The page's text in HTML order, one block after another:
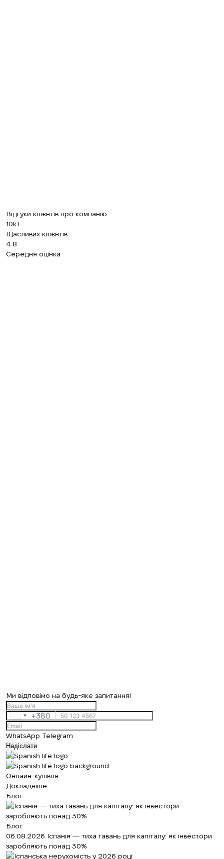
Відгуки клієнтів про компанію
10k+
Щасливих клієнтів
4.8
Середня оцінка
Ми відповімо на будь-яке запитання!
Ukraine
+380
+380
WhatsApp Telegram
Надіслати
Онлайн-купівля
Докладніше
Блог
Блог
06.08.2026 Іспанія — тиха гавань для капіталу: як інвестори
заробляють понад 30%